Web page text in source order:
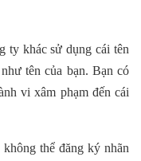
ty khác sử dụng cái tên
tên của bạn. Bạn có
vi xâm phạm đến cái
thể đăng ký nhãn